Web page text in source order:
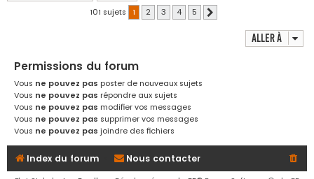
101 sujets 1 2 3 4 5
Aller à
Permissions du forum
Vous ne pouvez pas poster de nouveaux sujets
Vous ne pouvez pas répondre aux sujets
Vous ne pouvez pas modifier vos messages
Vous ne pouvez pas supprimer vos messages
Vous ne pouvez pas joindre des fichiers
Index du forum Nous contacter